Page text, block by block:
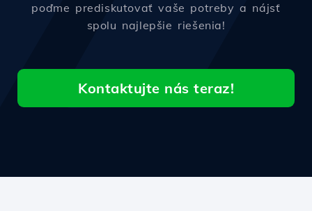
poďme prediskutovať vaše potreby a nájsť
spolu najlepšie riešenia!
Kontaktujte nás teraz!